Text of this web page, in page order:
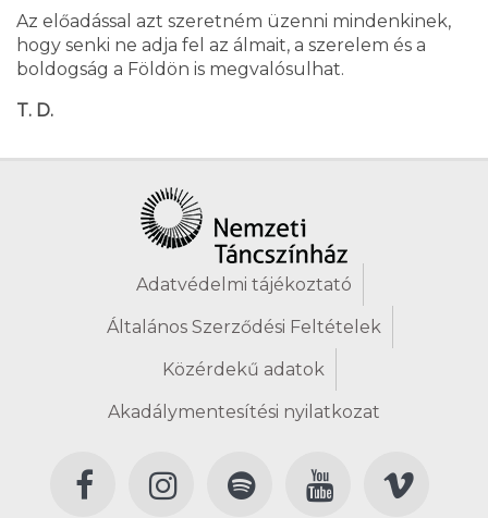
Az előadással azt szeretném üzenni mindenkinek,
hogy senki ne adja fel az álmait, a szerelem és a
boldogság a Földön is megvalósulhat.
T. D.
Adatvédelmi tájékoztató
Általános Szerződési Feltételek
Közérdekű adatok
Akadálymentesítési nyilatkozat